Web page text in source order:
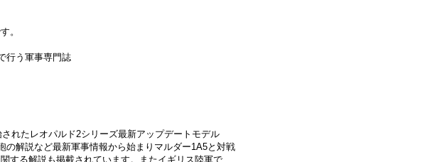
。
行う軍事専門誌
れたレオパルド2シリーズ最新アップデートモデル
解説など最新軍事情報から始まりマルダー1A5と対戦
する解説も掲載されています。またイギリス陸軍で